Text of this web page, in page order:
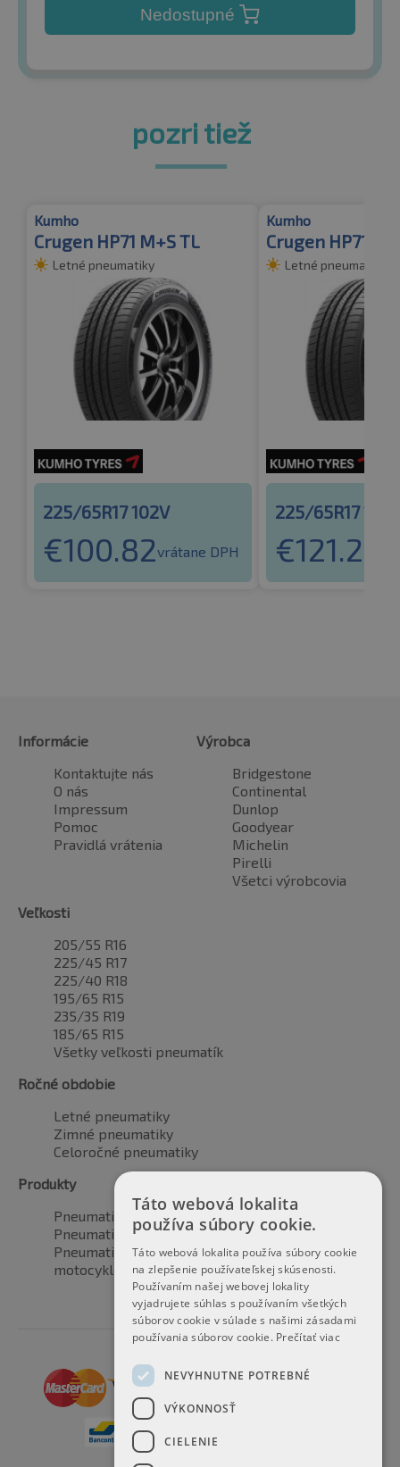
Nedostupné
pozri tiež
Kumho
Crugen HP71 M+S TL
Letné pneumatiky
225/65R17 102V
€100.82vrátane DPH
Kumho
Crugen HP71
Letné pneumatiky
225/65R17
€121.24
Informácie
Kontaktujte nás
O nás
Impressum
Pomoc
Pravidlá vrátenia
Výrobca
Bridgestone
Continental
Dunlop
Goodyear
Michelin
Pirelli
Všetci výrobcovia
Veľkosti
205/55 R16
225/45 R17
225/40 R18
195/65 R15
235/35 R19
185/65 R15
Všetky veľkosti pneumatík
Ročné obdobie
Letné pneumatiky
Zimné pneumatiky
Celoročné pneumatiky
Produkty
Pneumatiky pre automobily
Pneumatiky pre SUV / 4x4
Pneumatiky pre dodávku
motocyklové pneumatiky
Táto webová lokalita
používa súbory cookie.
Táto webová lokalita používa súbory cookie
na zlepšenie používateľskej skúsenosti.
Používaním našej webovej lokality
vyjadrujete súhlas s používaním všetkých
súborov cookie v súlade s našimi zásadami
používania súborov cookie. Prečítať viac
NEVYHNUTNE POTREBNÉ
VÝKONNOSŤ
CIELENIE